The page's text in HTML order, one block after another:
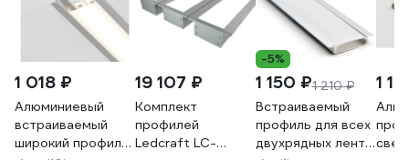
1 018 ₽
Алюминиевый
встраиваемый
широкий профиль,
19 107 ₽
Комплект
профилей
Ledcraft LC-
-5%
1 150 ₽1 210 ₽
Встраиваемый
профиль для всех
двухрядных лент
1